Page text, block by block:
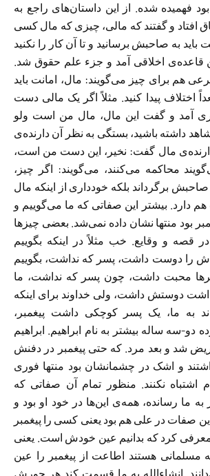
فهمیده شده. از این داستان‌های راجع به
افتاد و گفتند که مالی، چیزی که مال کسی
به صاحبش برسانید و تا آن کار را نکنید
قاعده‌ی اخلاقی آمد و جزء علم حقوق شد.
هم برای چیز می‌گویند: مال، امانت باید
اختلاف پیدا کنید. مثلاً اگر یک مالی دست
آمد و گفت این مال، مال من است ولو
شاهد داشته باشید، بستگی به نظر آن دارنده‌ی
مال گفت: نخیر، این دست من است،
محاکمه می‌کنند، می‌گویند: اگر چیز،
صاحبش برگرداند بلکه خودداری از اینکه مال
هم دارد. بیشتر این صفاتی که ما می‌گوییم و
بود منتها نشان داده نمی‌شد. بعضی چیز‌ها
قصه و وقایع. خب مثلاً در اینکه بگوییم
را دوست داشت، پسر که نداشت، بگوییم
محبت داشت، چون پسر که نداشت، ما
دوستش داشت، ولی خداوند برای اینکه
به ما، یک پسر کوچکی داشت پیغمبر،
دو-سه ساله بیشتر به نام ابراهیم. ابراهیم
شد و بعد مرد. که حتی پیغمبر در دفنش
و اشک در چشمانشان بود منتها فوری
اشتباه نکنند. منظور تمام آن صفاتی که
به ما رسانده، همه‌ی این‌ها در خود او بود و
صفات در علی هم بود یعنی کسی را پیغمبر
معرفی کرد که بدانیم عین خودش است. یعنی
مسلمانی هستند اطاعت از پیغمبر را عین
انشاءالله به ما قسمت کند هر جورش